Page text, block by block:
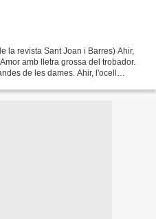
la revista Sant Joan i Barres) Ahir,
amb lletra grossa del trobador.
de les dames. Ahir, l'ocell